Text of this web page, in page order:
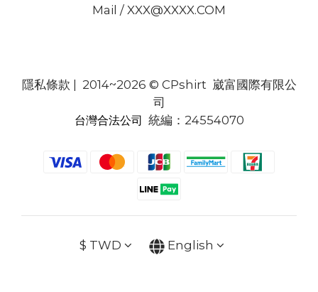
Mail / XXX@XXXX.COM
隱私條款 | 2014~2026 © CPshirt 崴富國際有限公
司
台灣合法公司 統編：24554070
$ TWD English